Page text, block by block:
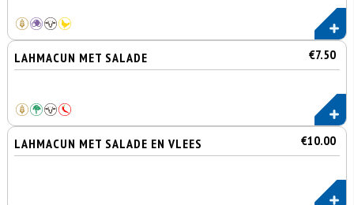
LAHMACUN MET SALADE €7.50
LAHMACUN MET SALADE EN VLEES €10.00